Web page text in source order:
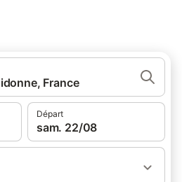
France
Départ
sam. 22/08